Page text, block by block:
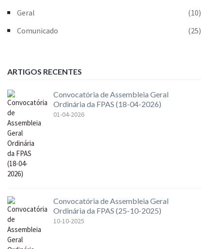
Geral
(10)
Comunicado
(25)
ARTIGOS RECENTES
Convocatória de Assembleia Geral
Ordinária da FPAS (18-04-2026)
01-04-2026
Convocatória de Assembleia Geral
Ordinária da FPAS (25-10-2025)
10-10-2025